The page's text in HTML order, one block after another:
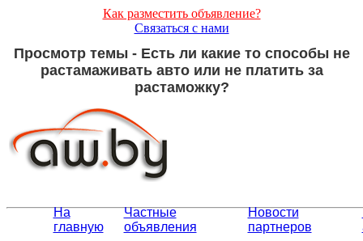
Как разместить объявление?
Связаться с нами
Просмотр темы - Есть ли какие то способы не
растамаживать авто или не платить за
растаможку?
На
главную
Частные
объявления
Новости
партнеров